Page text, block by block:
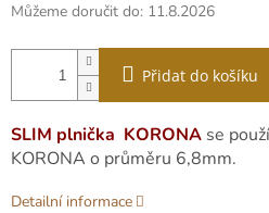
Můžeme doručit do: 11.8.2026
Přidat do košíku
SLIM plnička KORONA se
KORONA o průměru 6,8mm.
Detailní informace